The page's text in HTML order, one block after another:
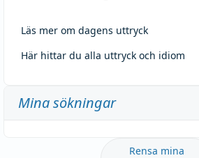
Läs mer om dagens uttryck
Här hittar du alla uttryck och idiom
Mina sökningar
Rensa mina